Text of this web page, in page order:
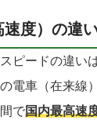
度）の違
ピードの違い
電車（在来線
で国内最高速